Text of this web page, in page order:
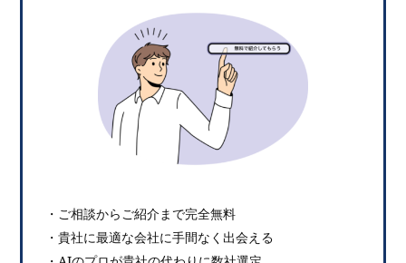
・ご相談からご紹介まで完全無料
・貴社に最適な会社に手間なく出会える